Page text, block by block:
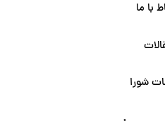
با ما
شورا